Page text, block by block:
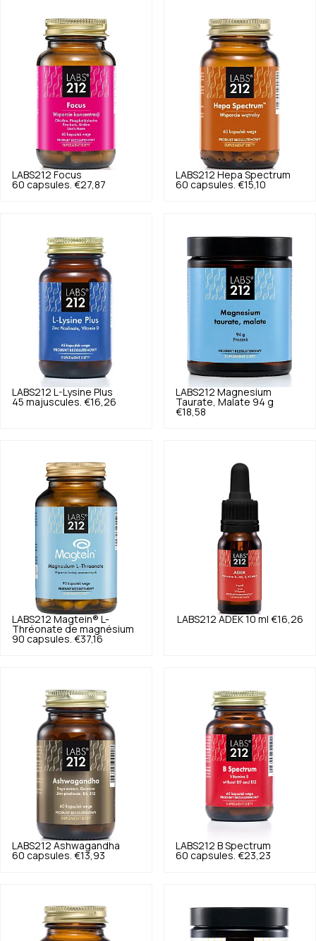
LABS212 Focus
60 capsules. €27,87
LABS212 Hepa Spectrum
60 capsules. €15,10
LABS212
L-Lysine Plus
45 majuscules. €16,26
LABS212 Magnesium
Taurate, Malate 94 g
€18,58
LABS212 Magtein® L-
Thréonate de magnésium
90 capsules. €37,16
LABS212 ADEK 10 ml €16,26
LABS212 Ashwagandha
60 capsules. €13,93
LABS212 B Spectrum
60 capsules. €23,23